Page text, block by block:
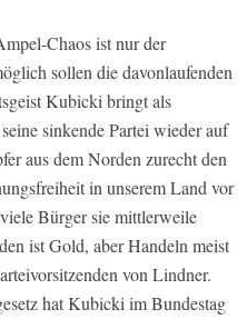
Chaos ist nur der
sollen die davonlaufenden
Kubicki bringt als
sinkende Partei wieder auf
aus dem Norden zurecht den
in unserem Land vor
Bürger sie mittlerweile
ist Gold, aber Handeln meist
von Lindner.
hat Kubicki im Bundestag